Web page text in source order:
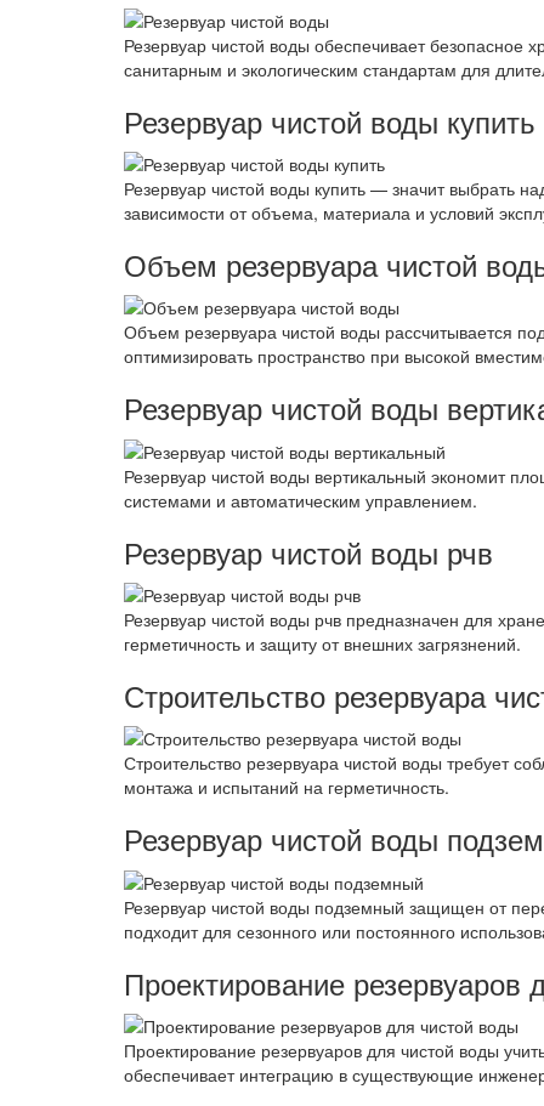
Резервуар чистой воды обеспечивает безопасное
санитарным и экологическим стандартам для
Резервуар чистой воды купить
Резервуар чистой воды купить — значит выбрать
зависимости от объема, материала и условий
Объем резервуара чистой
Объем резервуара чистой воды рассчитывается
оптимизировать пространство при высокой
Резервуар чистой воды
Резервуар чистой воды вертикальный экономит
системами и автоматическим управлением.
Резервуар чистой воды рчв
Резервуар чистой воды рчв предназначен для
герметичность и защиту от внешних загрязнений.
Строительство резервуара
Строительство резервуара чистой воды требует
монтажа и испытаний на герметичность.
Резервуар чистой воды
Резервуар чистой воды подземный защищен от
подходит для сезонного или постоянного
Проектирование резервуаров
Проектирование резервуаров для чистой воды
обеспечивает интеграцию в существующие